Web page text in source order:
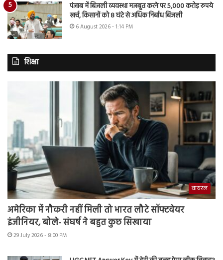
पंजाब में बिजली व्यवस्था मजबूत करने पर 5,000 करोड़ रुपये
खर्च, किसानों को 8 घंटे से अधिक निर्बाध बिजली
6 August 2026 - 1:14 PM
शिक्षा
वायरल
अमेरिका में नौकरी नहीं मिली तो भारत लौटे सॉफ्टवेयर
इंजीनियर, बोले- संघर्ष ने बहुत कुछ सिखाया
29 July 2026 - 8:00 PM